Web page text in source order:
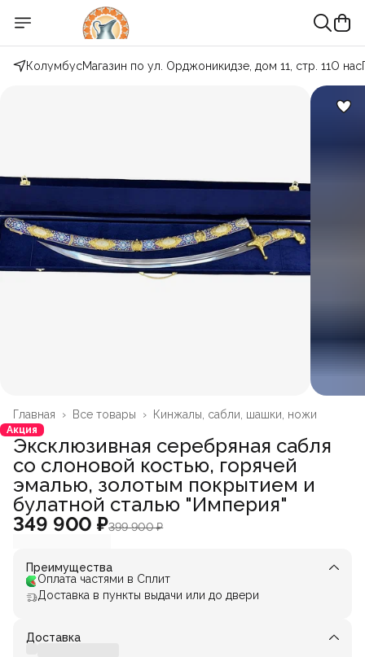
КолумбусМагазин по ул. Орджоникидзе, дом 11, стр. 11О нас
Кинжалы, сабли, шашки, ножи
Все товары ›
Главная ›
Акция
Эксклюзивная серебряная сабля
со слоновой костью, горячей
эмалью, золотым покрытием и
булатной сталью "Империя"
349 900 ₽399 900 ₽
Преимущества
Оплата частями в Сплит
Доставка в пункты выдачи или до двери
Доставка